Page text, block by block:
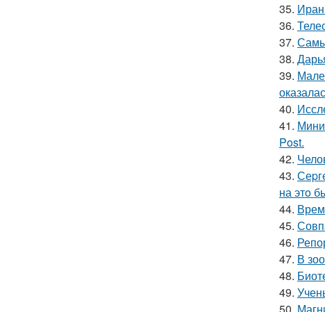
35.
36.
37.
38.
39.
40.
41.
Post.
42.
43.
на этo
44.
45.
46.
47. В
48.
49.